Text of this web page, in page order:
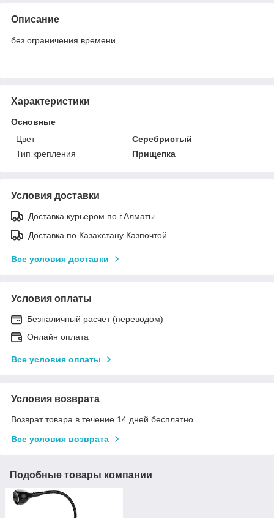
Описание
без ограничения времени
Характеристики
Основные
Цвет
Серебристый
Тип крепления
Прищепка
Условия доставки
Доставка курьером по г.Алматы
Доставка по Казахстану Казпочтой
Все условия доставки
Условия оплаты
Безналичный расчет (переводом)
Онлайн оплата
Все условия оплаты
Условия возврата
Возврат товара в течение 14 дней бесплатно
Все условия возврата
Подобные товары компании